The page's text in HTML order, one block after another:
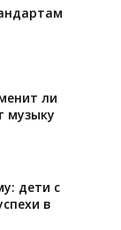
ли
музыку
дети с
в